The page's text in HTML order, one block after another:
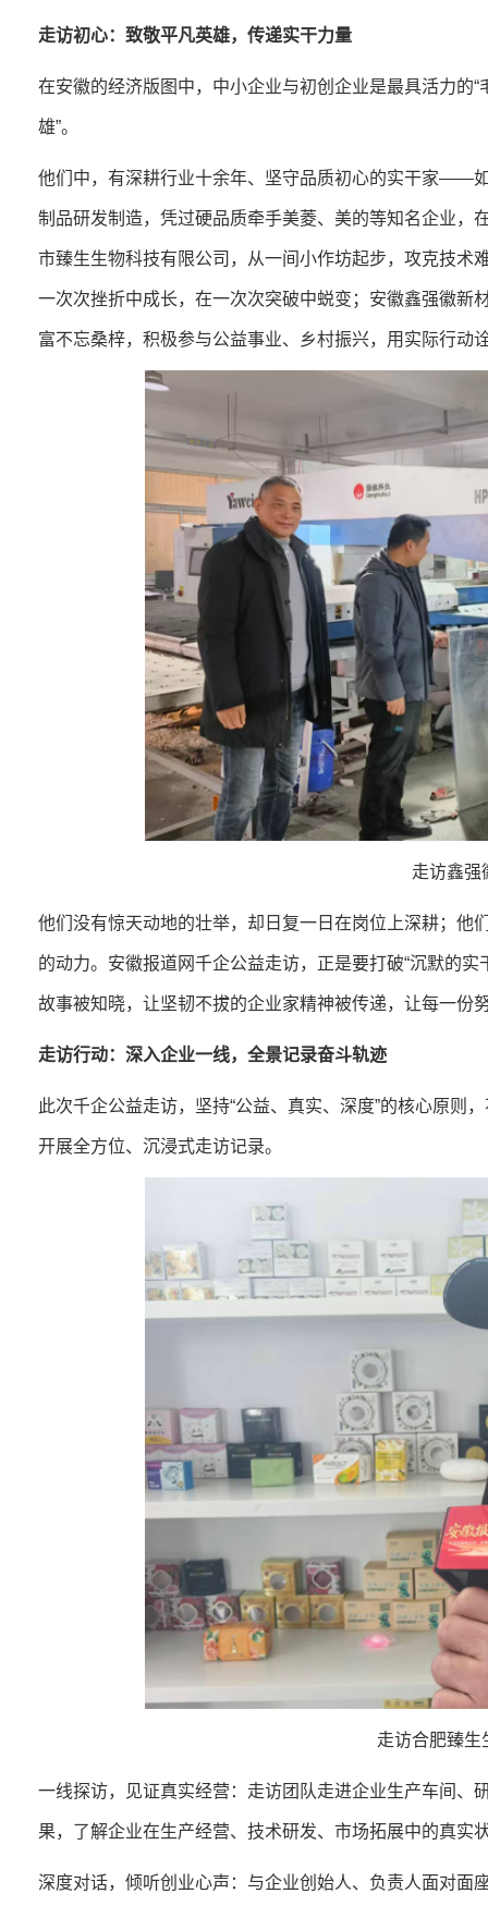
走访初心：致敬平凡英雄，传递实干力量
在安徽的经济版图中，中小企业与初创企业是最具活力的
雄”。
他们中，有深耕行业十余年、坚守品质初心的实干家——
制品研发制造，凭过硬品质牵手美菱、美的等知名企业，
市臻生生物科技有限公司， 从一间小作坊起步，攻克技术
一次次挫折中成长，在一次次突破中蜕变；安徽鑫强徽新
富不忘桑梓，积极参与公益事业、乡村振兴，用实际行动
走访鑫强
他们没有惊天动地的壮举，却日复一日在岗位上深耕；他
的动力。安徽报道网千企公益走访，正是要打破“沉默的
故事被知晓，让坚韧不拔的企业家精神被传递，让每一份
走访行动：深入企业一线，全景记录奋斗轨迹
此次千企公益走访，坚持“公益、真实、深度”的核心原则
开展全方位、沉浸式走访记录。
走访合肥臻生
一线探访，见证真实经营：走访团队走进企业生产车间、
果，了解企业在生产经营、技术研发、市场拓展中的真实
深度对话，倾听创业心声：与企业创始人、负责人面对面